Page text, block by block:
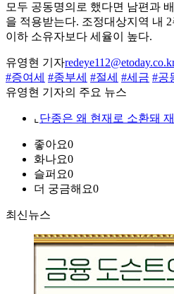
모두 공동명의로 했다면 남편과
을 적용받는다. 조정대상지역 내
이하 소유자보다 세율이 높다.
유영현 기자
#증여세 #종부세 #절세 #세금 #공
유영현 기자의 주요 뉴스
⌞ 단종은 왜 현재로 소환돼
좋아요0
화나요0
슬퍼요0
더 궁금해요0
최신뉴스